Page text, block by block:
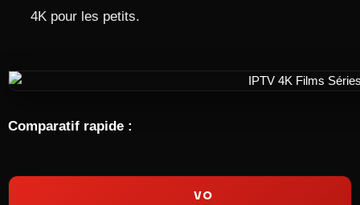
4K pour les petits.
Comparatif rapide :
VO